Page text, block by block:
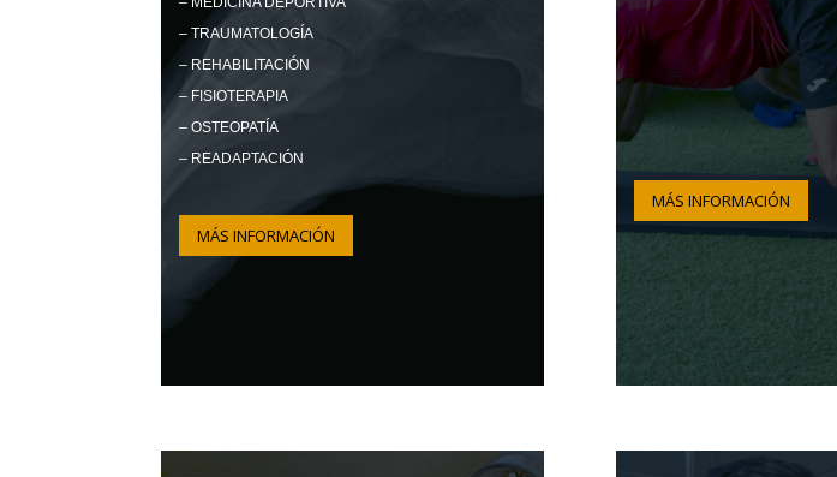
– TRAUMATOLOGÍA
– REHABILITACIÓN
– FISIOTERAPIA
– OSTEOPATÍA
– READAPTACIÓN
MÁS INFORMACIÓN
MÁS INFORMACIÓN